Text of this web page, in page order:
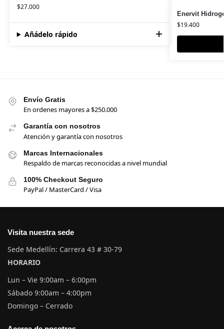
$27.000
Añádelo rápido
Enervit
$19.400
Envío Gratis
En ordenes mayores a $250.000
Garantía con nosotros
Atención y garantía con nosotros
Marcas Internacionales
Respaldo de marcas reconocidas a nivel mundial
100% Checkout Seguro
PayPal / MasterCard / Visa
Visita nuestra sede
Sede Medellín: Carrera 43 # 30-79
HORARIO
Lun – Vie 9:00am – 6:00pm
Sábado 9:00am – 4:00pm
Domingo – Cerrado